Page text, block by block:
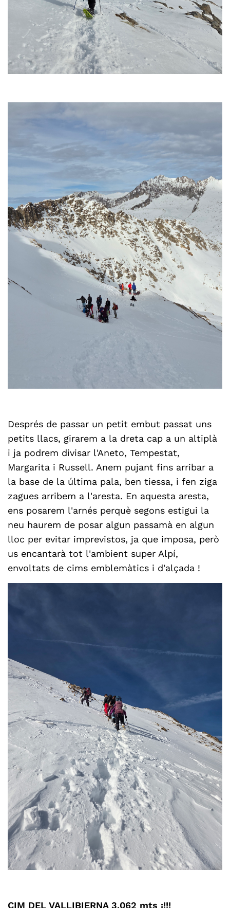
Després de passar un petit embut passat uns
petits llacs, girarem a la dreta cap a un altiplà
i ja podrem divisar l'Aneto, Tempestat,
Margarita i Russell. Anem pujant fins arribar a
la base de la última pala, ben tiessa, i fen ziga
zagues arribem a l'aresta. En aquesta aresta,
ens posarem l'arnés perquè segons estigui la
neu haurem de posar algun passamà en algun
lloc per evitar imprevistos, ja que imposa, però
us encantarà tot l'ambient super Alpí,
envoltats de cims emblemàtics i d'alçada !
CIM DEL VALLIBIERNA 3.062 mts ¡!!!